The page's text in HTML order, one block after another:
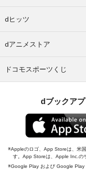
dヒッツ
dアニメストア
ドコモスポーツくじ
dブックア
Appleのロゴ、App Storeは、米
す。App Storeは、Apple Inc.の
Google Play および Google Play